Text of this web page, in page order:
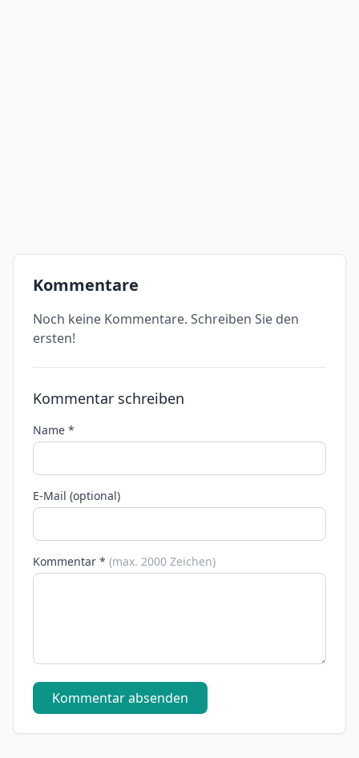
Kommentare
Noch keine Kommentare. Schreiben Sie den
ersten!
Kommentar schreiben
Name *
E-Mail (optional)
Kommentar * (max. 2000 Zeichen)
Kommentar absenden